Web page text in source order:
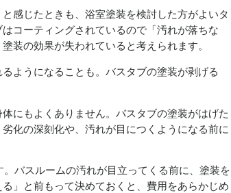
感じたときも、浴室塗装を検討した方がよいタ
コーティングされているので「汚れが落ちな
装の効果が失われていると考えられます。
ようになることも。バスタブの塗装が剥げる
にもよくありません。バスタブの塗装がはげた
化の深刻化や、汚れが目につくようになる前に
バスルームの汚れが目立ってくる前に、塗装を
」と前もって決めておくと、費用をあらかじめ